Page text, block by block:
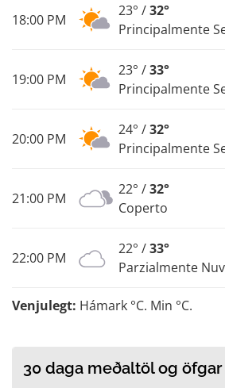
18:00 PM
23° /32°
Principalmente
19:00 PM
23° /33°
Principalmente
20:00 PM
24° /32°
Principalmente
21:00 PM
22° /32°
Coperto
22:00 PM
22° /33°
Parzialmente
Venjulegt: Hámark °C. Min °C.
30 daga meðaltöl og öfgar